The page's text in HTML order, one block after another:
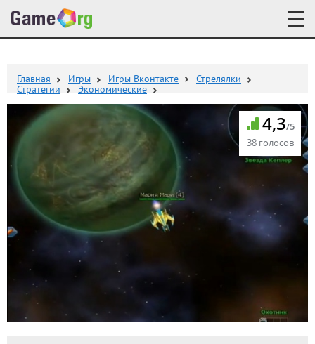
Главная Игры Игры Вконтакте
Стрелялки
Стратегии
Экономические
4,3/5
38 голосов